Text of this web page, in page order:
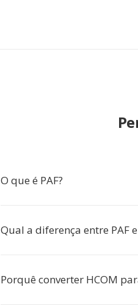
O que é PAF?
Qual a diferença entre PAF e
Porquê converter HCOM